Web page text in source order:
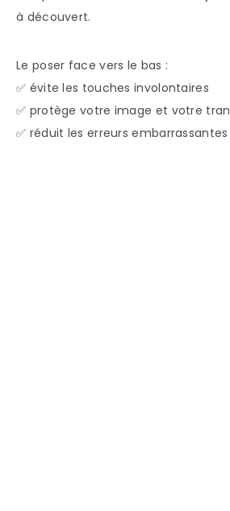
à découvert.
Le poser face vers le bas :
✅ évite les touches involontaires
✅ protège votre image et votre
✅ réduit les erreurs embarrassantes